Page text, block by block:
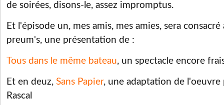
de soirées, disons-le, assez impromptus.
Et l'épisode un, mes amis, mes amies, sera
preum's, une présentation de :
Tous dans le même bateau, un spectacle encore
Et en deuz, Sans Papier, une adaptation de l'oeuvre
Rascal